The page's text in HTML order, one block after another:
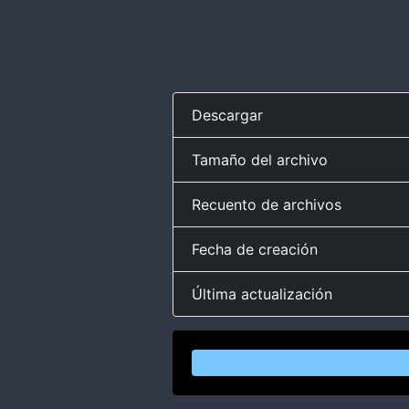
Descargar
Tamaño del archivo
Recuento de archivos
Fecha de creación
Última actualización